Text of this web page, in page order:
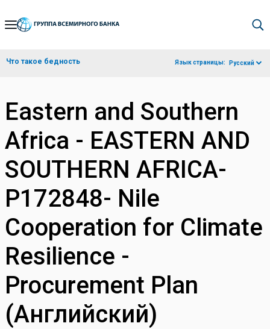
Skip
Navigation
Что такое бедность Язык страницы: Русский
Eastern and Southern
Africa - EASTERN AND
SOUTHERN AFRICA-
P172848- Nile
Cooperation for Climate
Resilience -
Procurement Plan
(Английский)